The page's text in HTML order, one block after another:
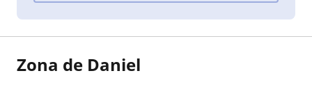
Zona de Daniel